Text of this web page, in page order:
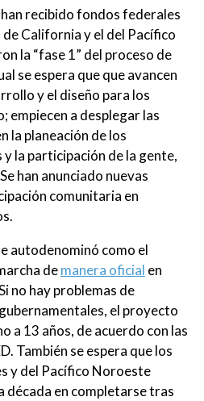
recibido fondos federales
California y el del Pacífico
la “fase 1” del proceso de
se espera que que avancen
y el diseño para los
empiecen a desplegar las
la planeación de los
la participación de la gente,
han anunciado nuevas
comunitaria en
autodenominó como el
demanera oficial en
no hay problemas de
el proyecto
a 13 años, de acuerdo con las
También se espera que los
y del Pacífico Noroeste
década en completarse tras